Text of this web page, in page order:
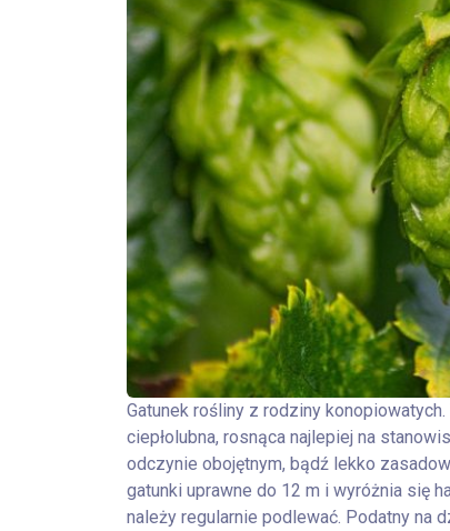
Gatunek rośliny z rodziny
ciepłolubna, rosnąca najlepiej na
odczynie obojętnym, bądź lekko
gatunki uprawne do 12 m i wyróżnia się
należy regularnie podlewać. Podatny na